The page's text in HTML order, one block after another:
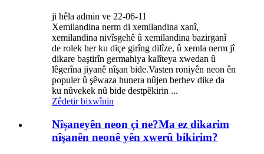
ji hêla admin ve 22-06-11
Xemilandina nerm di xemilandina xanî,
xemilandina nivîsgehê û xemilandina bazirganî
de rolek her ku diçe girîng dilîze, û xemla nerm jî
dikare baştirîn germahiya kalîteya xwedan û
lêgerîna jiyanê nîşan bide.Vasten roniyên neon ên
populer û şêwaza hunera nûjen berhev dike da
ku nûvekek nû bide destpêkirin ...
Zêdetir bixwînin
Nîşaneyên neon çi ne?Ma ez dikarim
nîşanên neonê yên xwerû bikirim?